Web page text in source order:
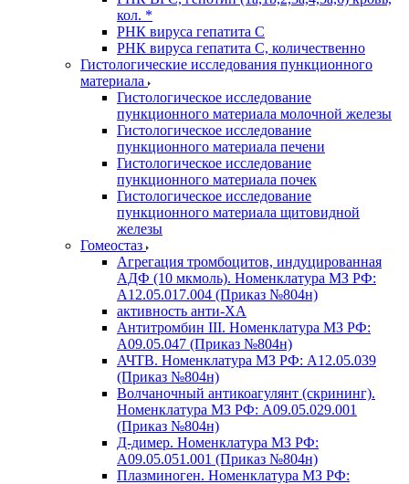
кол. *
РНК вируса гепатита C
РНК вируса гепатита C, количественно
Гистологические исследования пункционного
материала
Гистологическое исследование
пункционного материала молочной железы
Гистологическое исследование
пункционного материала печени
Гистологическое исследование
пункционного материала почек
Гистологическое исследование
пункционного материала щитовидной
железы
Гомеостаз
Агрегация тромбоцитов, индуцированная
АДФ (10 мкмоль). Номенклатура МЗ РФ:
A12.05.017.004 (Приказ №804н)
активность анти-ХА
Антитромбин III. Номенклатура МЗ РФ:
A09.05.047 (Приказ №804н)
АЧТВ. Номенклатура МЗ РФ: A12.05.039
(Приказ №804н)
Волчаночный антикоагулянт (скрининг).
Номенклатура МЗ РФ: A09.05.029.001
(Приказ №804н)
Д-димер. Номенклатура МЗ РФ:
A09.05.051.001 (Приказ №804н)
Плазминоген. Номенклатура МЗ РФ: